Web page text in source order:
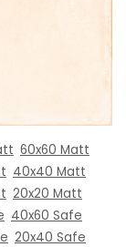
60x60 Matt
40x40 Matt
20x20 Matt
40x60 Safe
20x40 Safe